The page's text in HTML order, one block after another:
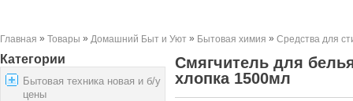
Главная » Товары » Домашний Быт и Уют » Бытовая химия » Средства для
Категории
Бытовая техника новая и б/у
цены
Смягчитель для
хлопка 1500мл